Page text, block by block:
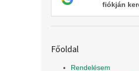
fiókján
Főoldal
Rendelésem